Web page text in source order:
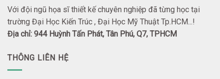
Với đội ngũ họa sĩ thiết kế chuyên nghiệp đã từng học tại
trường Đại Học Kiến Trúc , Đại Học Mỹ Thuật Tp.HCM...!
Địa chỉ: 944 Huỳnh Tấn Phát, Tân Phú, Q7, TPHCM
THÔNG LIÊN HỆ